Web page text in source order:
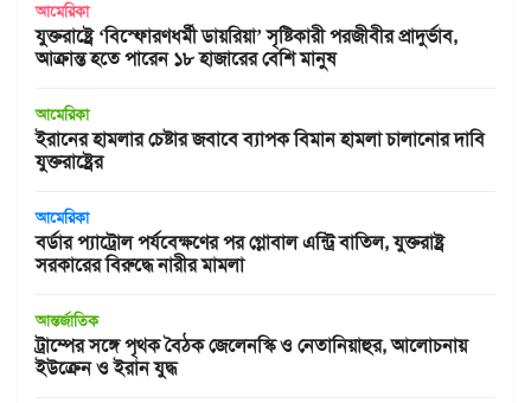
আমেরিকা
যুক্তরাষ্ট্রে ‘বিস্ফোরণধর্মী ডায়রিয়া’ সৃষ্টিকারী পরজীবীর প্রাদুর্ভাব,
আক্রান্ত হতে পারেন ১৮ হাজারের বেশি মানুষ
আমেরিকা
ইরানের হামলার চেষ্টার জবাবে ব্যাপক বিমান হামলা চালানোর দাবি
যুক্তরাষ্ট্রের
আমেরিকা
বর্ডার প্যাট্রোল পর্যবেক্ষণের পর গ্লোবাল এন্ট্রি বাতিল, যুক্তরাষ্ট্র
সরকারের বিরুদ্ধে নারীর মামলা
আন্তর্জাতিক
ট্রাম্পের সঙ্গে পৃথক বৈঠক জেলেনস্কি ও নেতানিয়াহুর, আলোচনায়
ইউক্রেন ও ইরান যুদ্ধ